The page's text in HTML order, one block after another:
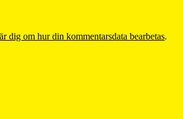
dig om hur din kommentarsdata bearbetas.